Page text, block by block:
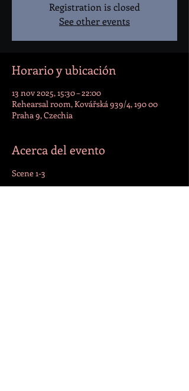
Registration is closed
See other events
Horario y ubicación
13 nov 2025, 15:30 – 22:00
Rehearsal room, Kovářská 939/4, 190 00
Praha 9, Czechia
Acerca del evento
Scene 1-3